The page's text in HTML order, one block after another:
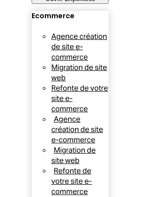
Ecommerce
Agence création
de site e-
commerce
Migration de site
web
Refonte de votre
site e-
commerce
Agence
création de site
e-commerce
Migration de
site web
Refonte de
votre site e-
commerce